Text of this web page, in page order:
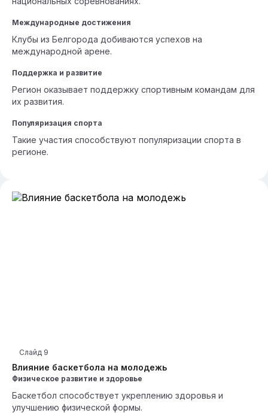
Международные достижения
Клубы из Белгорода добиваются успехов на
международной арене.
Поддержка и развитие
Регион оказывает поддержку спортивным командам для
их развития.
Популяризация спорта
Такие участия способствуют популяризации спорта в
регионе.
Влияние баскетбола на молодежь
Слайд 9
Физическое развитие и здоровье
Баскетбол способствует укреплению здоровья и
улучшению физической формы.